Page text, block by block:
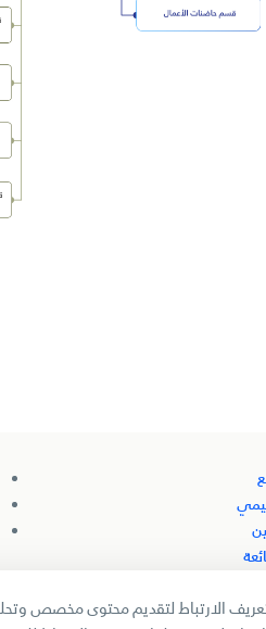
الارتباط لتقديم محتوى مخصص